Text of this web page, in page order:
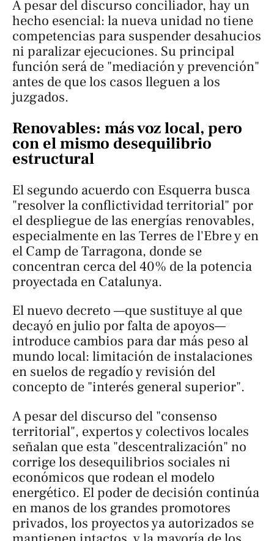
A pesar del discurso conciliador, hay un
hecho esencial: la nueva unidad no tiene
competencias para suspender desahucios
ni paralizar ejecuciones. Su principal
función será de "mediación y prevención"
antes de que los casos lleguen a los
juzgados.
Renovables: más voz local, pero
con el mismo desequilibrio
estructural
El segundo acuerdo con Esquerra busca
"resolver la conflictividad territorial" por
el despliegue de las energías renovables,
especialmente en las Terres de l'Ebre y en
el Camp de Tarragona, donde se
concentran cerca del 40% de la potencia
proyectada en Catalunya.
El nuevo decreto —que sustituye al que
decayó en julio por falta de apoyos—
introduce cambios para dar más peso al
mundo local: limitación de instalaciones
en suelos de regadío y revisión del
concepto de "interés general superior".
A pesar del discurso del "consenso
territorial", expertos y colectivos locales
señalan que esta "descentralización" no
corrige los desequilibrios sociales ni
económicos que rodean el modelo
energético. El poder de decisión continúa
en manos de los grandes promotores
privados, los proyectos ya autorizados se